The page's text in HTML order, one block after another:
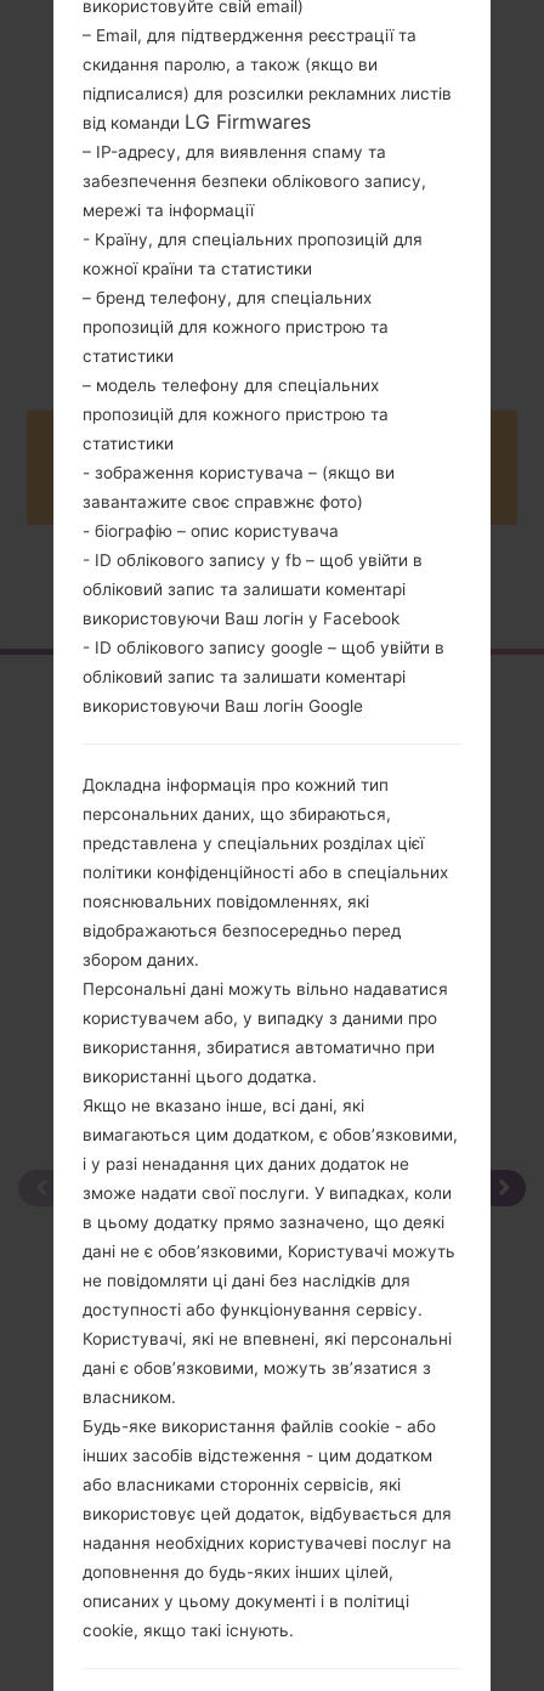
165.9 грам (5.86
унції)
Зємний Li-Ion
Unknown
Buy accessories on Amazon
Головна →Серія →LG G Stylo LTE →LGH634
Огляд
akaLG G Stylo LTE
Порівняти
використовуйте свій email)
– Email, для підтвердження реєстрації та
скидання паролю, а також (якщо ви
підписалися) для розсилки рекламних листів
від команди LG Firmwares
– IP-адресу, для виявлення спаму та
забезпечення безпеки облікового запису,
мережі та інформації
- Країну, для спеціальних пропозицій для
кожної країни та статистики
– бренд телефону, для спеціальних
пропозицій для кожного пристрою та
статистики
– модель телефону для спеціальних
пропозицій для кожного пристрою та
статистики
- зображення користувача – (якщо ви
завантажите своє справжнє фото)
- біографію – опис користувача
- ID облікового запису у fb – щоб увійти в
обліковий запис та залишати коментарі
використовуючи Ваш логін у Facebook
- ID облікового запису google – щоб увійти в
обліковий запис та залишати коментарі
використовуючи Ваш логін Google
Докладна інформація про кожний тип
персональних даних, що збираються,
представлена у спеціальних розділах цієї
політики конфіденційності або в спеціальних
пояснювальних повідомленнях, які
відображаються безпосередньо перед
збором даних.
Персональні дані можуть вільно надаватися
користувачем або, у випадку з даними про
використання, збиратися автоматично при
використанні цього додатка.
Якщо не вказано інше, всі дані, які
вимагаються цим додатком, є обов’язковими,
і у разі ненадання цих даних додаток не
зможе надати свої послуги. У випадках, коли
в цьому додатку прямо зазначено, що деякі
дані не є обов’язковими, Користувачі можуть
не повідомляти ці дані без наслідків для
доступності або функціонування сервісу.
Користувачі, які не впевнені, які персональні
дані є обов’язковими, можуть зв’язатися з
власником.
Будь-яке використання файлів cookie - або
інших засобів відстеження - цим додатком
або власниками сторонніх сервісів, які
використовує цей додаток, відбувається для
надання необхідних користувачеві послуг на
доповнення до будь-яких інших цілей,
описаних у цьому документі і в політиці
cookie, якщо такі існують.